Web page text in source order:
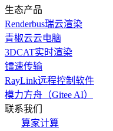
生态产品
Renderbus瑞云渲染
青椒云云电脑
3DCAT实时渲染
镭速传输
RayLink远程控制软件
模力方舟（Gitee AI）
联系我们
算家计算